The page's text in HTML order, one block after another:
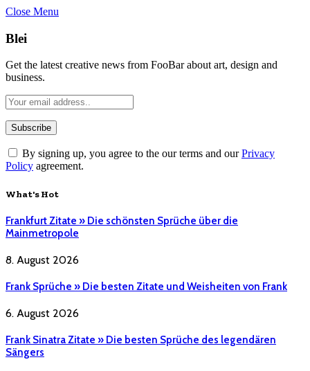
Close Menu
Blei
Get the latest creative news from FooBar about art, design and
business.
By signing up, you agree to the our terms and ourPrivacy
Policy agreement.
What's Hot
Frankfurt Zitate » Die schönsten Sprüche über die
Mainmetropole
8. August 2026
Frank Sprüche » Die besten Zitate und Weisheiten von Frank
6. August 2026
Frank Sinatra Zitate » Die besten Sprüche des legendären
Sängers